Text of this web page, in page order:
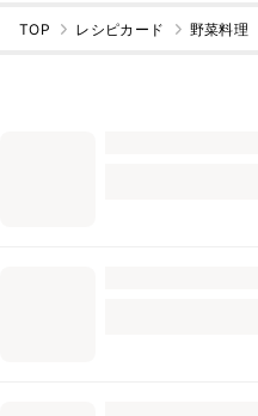
TOP レシピカード 野菜料理